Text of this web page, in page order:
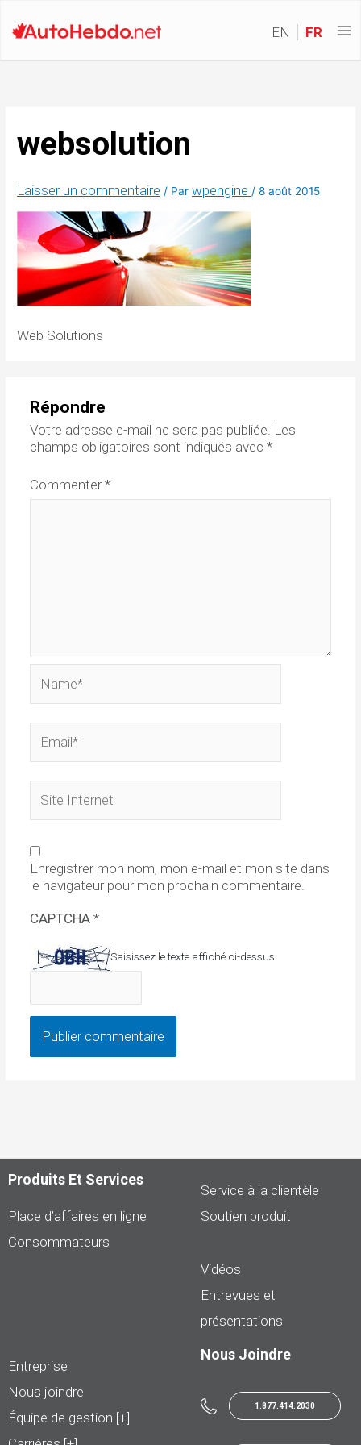
EN FR
websolution
Laisser un commentaire / Parwpengine/8 août 2015
Web Solutions
Répondre
Votre adresse e-mail ne sera pas publiée. Les
champs obligatoires sont indiqués avec *
Commenter*
Internet
Enregistrer mon nom, mon e-mail et mon site dans
le navigateur pour mon prochain commentaire.
CAPTCHA *
Saisissez le texte affiché ci-dessus:
Produits Et Services
Place d’affaires en ligne
Consommateurs
Service à la clientèle
Soutien produit
Vidéos
Entrevues et
présentations
Entreprise
Nous joindre
Équipe de gestion [+]
Nous Joindre
1.877.414.2030